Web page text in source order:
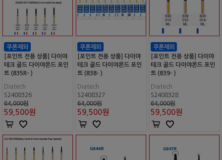
[포인트 전용 상품] 다이야
테크 골드 다이야몬드 포인
트 (835R- )
Diatech
S2408326
64,000원
59,500원
[포인트 전용 상품] 다이야
테크 골드 다이야몬드 포인
트 (838- )
Diatech
S2408327
64,000원
59,500원
[포인트 전용 상품] 다이야
테크 골드 다이야몬드 포인
트 (839- )
Diatech
S2408328
64,000원
59,500원